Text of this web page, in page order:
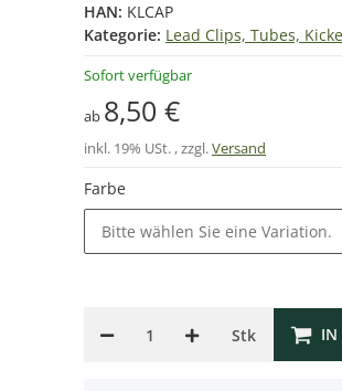
HAN: KLCAP
Kategorie: Lead Clips, Tubes,
Sofort verfügbar
ab 8,50 €
inkl. 19% USt. , zzgl.Versand
Farbe
Bitte wählen Sie eine Variation.
Stk IN